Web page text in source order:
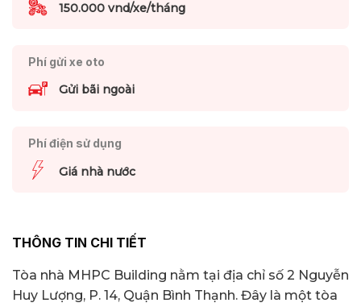
150.000 vnd/xe/tháng
Phí gửi xe oto
Gửi bãi ngoài
Phí điện sử dụng
Giá nhà nước
THÔNG TIN CHI TIẾT
Tòa nhà MHPC Building nằm tại địa chỉ số 2 Nguyễn
Huy Lượng, P. 14, Quận Bình Thạnh. Đây là một tòa